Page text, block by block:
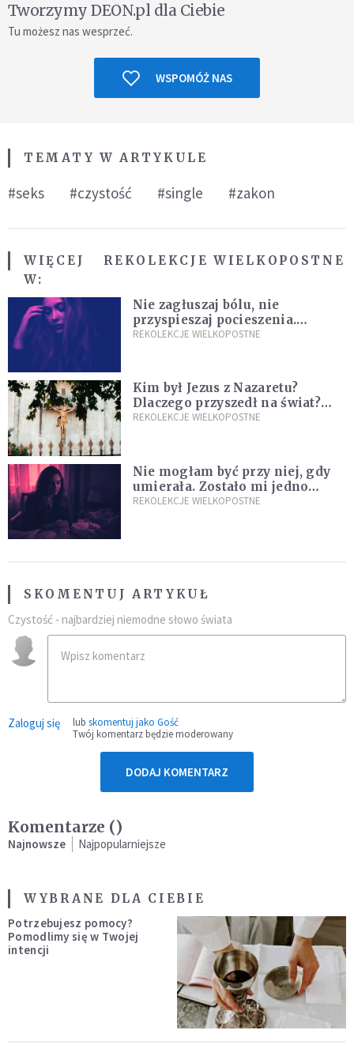
Tworzymy DEON.pl dla Ciebie
Tu możesz nas wesprzeć.
WSPOMÓŻ NAS
TEMATY W ARTYKULE
#seks #czystość #single #zakon
WIĘCEJ
W:
REKOLEKCJE WIELKOPOSTNE
Nie zagłuszaj bólu, nie
przyspieszaj pocieszenia.
Przyjmij ciszę zamiast rzucać się
REKOLEKCJE WIELKOPOSTNE
Kim był Jezus z Nazaretu?
Dlaczego przyszedł na świat?
I dlaczego umarł?
REKOLEKCJE WIELKOPOSTNE
Nie mogłam być przy niej, gdy
umierała. Zostało mi jedno
wspomnienie [Siedem Boleści]
REKOLEKCJE WIELKOPOSTNE
SKOMENTUJ ARTYKUŁ
Czystość - najbardziej niemodne słowo świata
Zaloguj się lub skomentuj jako Gość
Twój komentarz będzie moderowany
DODAJ KOMENTARZ
Komentarze ()
Najnowsze Najpopularniejsze
WYBRANE DLA CIEBIE
Potrzebujesz pomocy?
Pomodlimy się w Twojej
intencji